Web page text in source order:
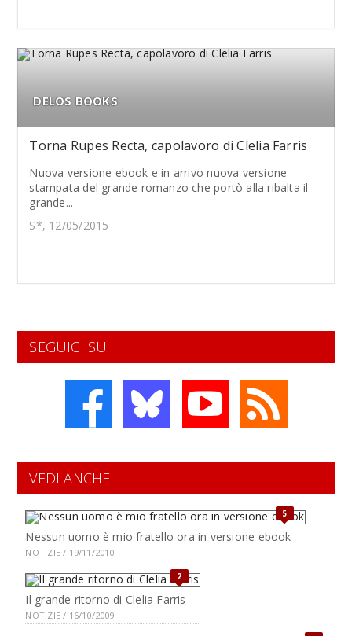
DELOS BOOKS
Torna Rupes Recta, capolavoro di Clelia Farris
Nuova versione ebook e in arrivo nuova versione
stampata del grande romanzo che portò alla ribalta il
grande...
S*, 12/05/2015
SEGUICI SU
VEDI ANCHE
5
Nessun uomo è mio fratello ora in versione ebook
NOTIZIE / 19/11/2010
2
Il grande ritorno di Clelia Farris
NOTIZIE / 16/10/2009